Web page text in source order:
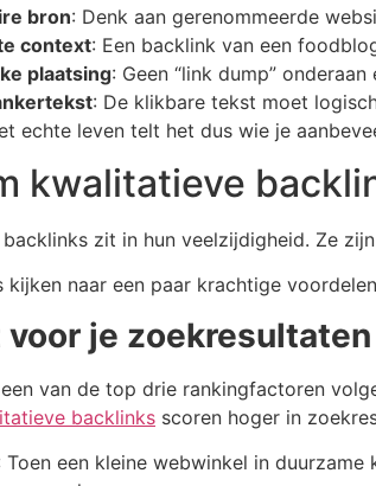
bron: Denk aan gerenommeerde
context: Een backlink van een
plaatsing: Geen “link dump”
: De klikbare tekst moet
echte leven telt het dus wie je
kwalitatieve
zit in hun veelzijdigheid. Ze
kijken naar een paar krachtige
voor je zoekresultaten
van de top drie rankingfactoren
backlinks scoren hoger in
Toen een kleine webwinkel in